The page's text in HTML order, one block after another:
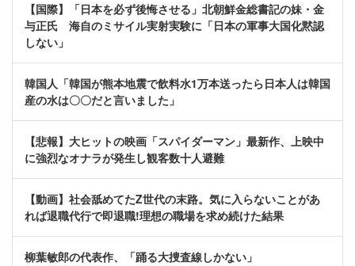
【国際】「日本を必ず後悔させる」北朝鮮金総書記の妹・金
与正氏 海自のミサイル実射実験に「日本の軍事大国化黙認
しない」
韓国人「韓国が熊本地震で飲料水1万本送ったら日本人は韓国
産の水は〇〇だと言いました」
【悲報】大ヒットの映画「スパイダーマン」最新作、上映中
に強烈なオナラが発生し観客数十人避難
【動画】社会舐めてたZ世代の末路。気に入らないことがあ
れば退職代行で即退職!理想の職場を求め続けた結果
柳葉敏郎の代表作、「踊る大捜査線しかない」